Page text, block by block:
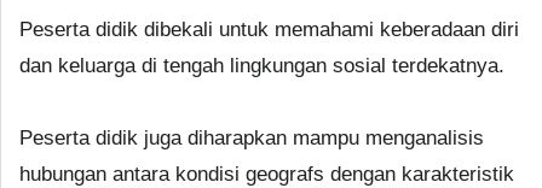
Peserta didik dibekali untuk memahami keberadaan diri
dan keluarga di tengah lingkungan sosial terdekatnya.
Peserta didik juga diharapkan mampu menganalisis
hubungan antara kondisi geografs dengan karakteristik